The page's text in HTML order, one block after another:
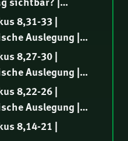
Rindlisbacher
8,34-38 |
Auslegung |
Steiger
8,31-33 |
Auslegung |
Peter
8,27-30 |
Auslegung |
Ottenburg
8,22-26 |
Auslegung |
Lieth
8,14-21 |